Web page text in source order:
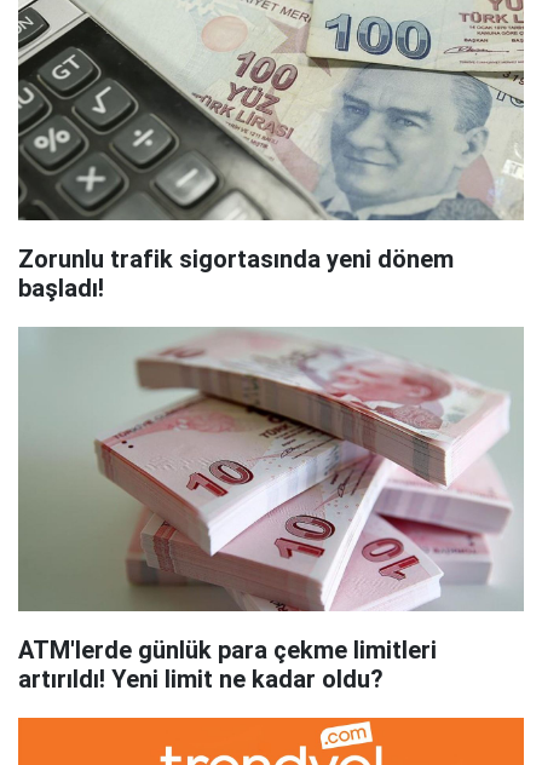
Zorunlu trafik sigortasında yeni dönem
başladı!
ATM'lerde günlük para çekme limitleri
artırıldı! Yeni limit ne kadar oldu?